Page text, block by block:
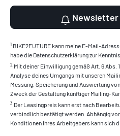
1 BIKE2FUTURE kann meine E-Mail-
habe die Datenschutzerklärung zur
2 Mit deiner Einwilligung gemäß Art. 6 Abs.
Analyse deines Umgangs mit unseren
Messung, Speicherung und Auswertung
Zweck der Gestaltung künftiger Mailing-
3 Der Leasingpreis kann erst nach
verbindlich bestätigt werden. Abhängig
Konditionen Ihres Arbeitgebers kann sich